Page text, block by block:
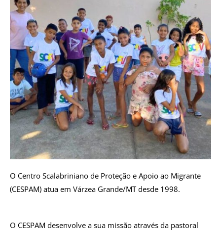
O Centro Scalabriniano de Proteção e Apoio ao Migrante
(CESPAM) atua em Várzea Grande/MT desde 1998.
O CESPAM desenvolve a sua missão através da pastoral